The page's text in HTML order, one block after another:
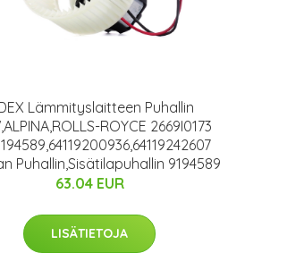
Lämmityslaitteen Puhallin
ROYCE 2669I0173
Puhallin,Sisätilapuhallin 9194589
63.04 EUR
LISÄTIETOJA